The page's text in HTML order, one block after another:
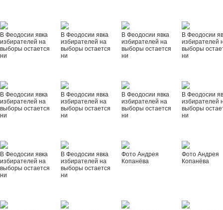
В Феодосии явка
избирателей на
выборы остается
ни
В Феодосии явка
избирателей на
выборы остается
ни
В Феодосии явка
избирателей на
выборы остается
ни
В Феодосии
избирателей
выборы
ни
В Феодосии явка
избирателей на
выборы остается
ни
В Феодосии явка
избирателей на
выборы остается
ни
В Феодосии явка
избирателей на
выборы остается
ни
В Феодосии
избирателей
выборы
ни
В Феодосии явка
избирателей на
выборы остается
ни
В Феодосии явка
избирателей на
выборы остается
ни
Фото Андрея
Копанёва
Фото Андрея
Копанёва